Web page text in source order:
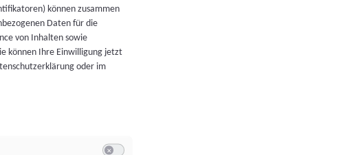
können zusammen
Daten für die
von Inhalten sowie
können Ihre Einwilligung jetzt
oder im